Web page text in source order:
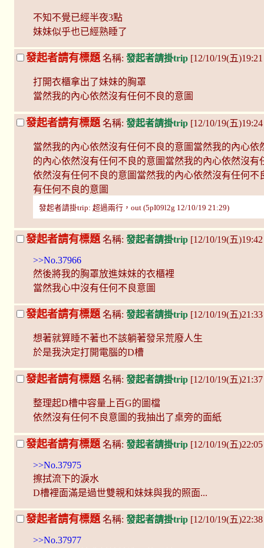
不知不覺已經半夜3點
妹妹似乎也已經熟睡了
發起者請有標題 名稱: 發起者請掛trip [12/10/19(五
打開衣櫃拿出了妹妹的胸罩
當然我的內心依然沒有任何不良的意圖
發起者請有標題 名稱: 發起者請掛trip [12/10/19(五
當然我的內心依然沒有任何不良的意圖當然我的內心
的內心依然沒有任何不良的意圖當然我的內心依然沒
依然沒有任何不良的意圖當然我的內心依然沒有任何
有任何不良的意圖
發起者請掛trip: 超過兩行，out (5pI09l2g 12/10/19 21:29)
發起者請有標題 名稱: 發起者請掛trip [12/10/19(五
>>No.37966
然後將我的胸罩放進妹妹的衣櫃裡
當然我心中沒有任何不良意圖
發起者請有標題 名稱: 發起者請掛trip [12/10/19(五
想著就算睡不著也不該躺著發呆荒廢人生
於是我決定打開電腦的D槽
發起者請有標題 名稱: 發起者請掛trip [12/10/19(五
整理起D槽中容量上百G的圖檔
依然沒有任何不良意圖的我抽出了桌旁的面紙
發起者請有標題 名稱: 發起者請掛trip [12/10/19(五
>>No.37975
擦拭流下的淚水
D槽裡面滿是過世雙親和妹妹與我的照面...
發起者請有標題 名稱: 發起者請掛trip [12/10/19(五
>>No.37977